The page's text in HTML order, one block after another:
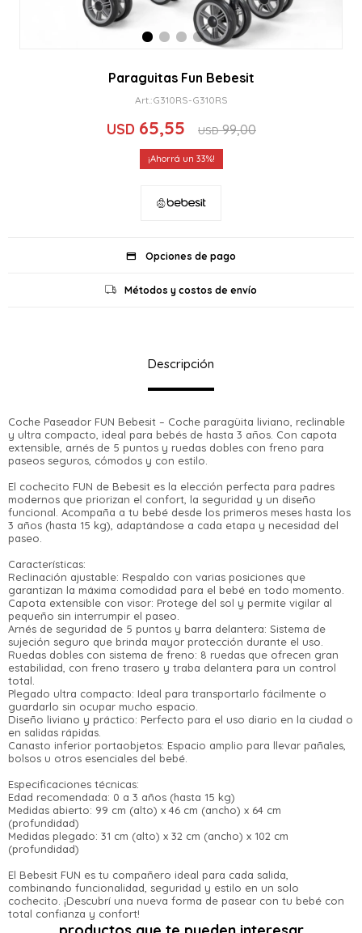
Paraguitas Fun Bebesit
G310RS-G310RS
USD 65,55 USD 99,00
33
Opciones de pago
Métodos y costos de envío
Descripción
Coche Paseador FUN Bebesit – Coche paragüita liviano, reclinable
y ultra compacto, ideal para bebés de hasta 3 años. Con capota
extensible, arnés de 5 puntos y ruedas dobles con freno para
paseos seguros, cómodos y con estilo.
El cochecito FUN de Bebesit es la elección perfecta para padres
modernos que priorizan el confort, la seguridad y un diseño
funcional. Acompaña a tu bebé desde los primeros meses hasta los
3 años (hasta 15 kg), adaptándose a cada etapa y necesidad del
paseo.
Características:
Reclinación ajustable: Respaldo con varias posiciones que
garantizan la máxima comodidad para el bebé en todo momento.
Capota extensible con visor: Protege del sol y permite vigilar al
pequeño sin interrumpir el paseo.
Arnés de seguridad de 5 puntos y barra delantera: Sistema de
sujeción seguro que brinda mayor protección durante el uso.
Ruedas dobles con sistema de freno: 8 ruedas que ofrecen gran
estabilidad, con freno trasero y traba delantera para un control
total.
Plegado ultra compacto: Ideal para transportarlo fácilmente o
guardarlo sin ocupar mucho espacio.
Diseño liviano y práctico: Perfecto para el uso diario en la ciudad o
en salidas rápidas.
Canasto inferior portaobjetos: Espacio amplio para llevar pañales,
bolsos u otros esenciales del bebé.
Especificaciones técnicas:
Edad recomendada: 0 a 3 años (hasta 15 kg)
Medidas abierto: 99 cm (alto) x 46 cm (ancho) x 64 cm
(profundidad)
Medidas plegado: 31 cm (alto) x 32 cm (ancho) x 102 cm
(profundidad)
El Bebesit FUN es tu compañero ideal para cada salida,
combinando funcionalidad, seguridad y estilo en un solo
cochecito. ¡Descubrí una nueva forma de pasear con tu bebé con
total confianza y confort!
Comprá ahora y Pagá
Después, hasta en 12
cuotas y sin tocar tu
tarjeta de crédito
¡Sumate a la forma más ágil de comprar!
Comprá en 3 cuotas sin recargo o hasta en
12 cuotas * ¡Solo con tu cédula!
* sujeto aprobación crediticia.
Verifica si estás calificado para comprar
con Pago Después:
Cédula de identidad
Celular
Fecha de nacimiento
Día
Después.
¡Tenés hasta
para comprar en las cuotas
que prefieras!
Elegí tus productos preferidos
Elegís Pago Después como metodo
de pago
* sujeto a aprobación crediticia. El monto disponible
Ups!
Parece que no tenes oferta, lamentamos el
inconveniente, por cualquier duda
contactanos en
¡Algo salió mal!
Por favor intenta nuevamente mas tarde.